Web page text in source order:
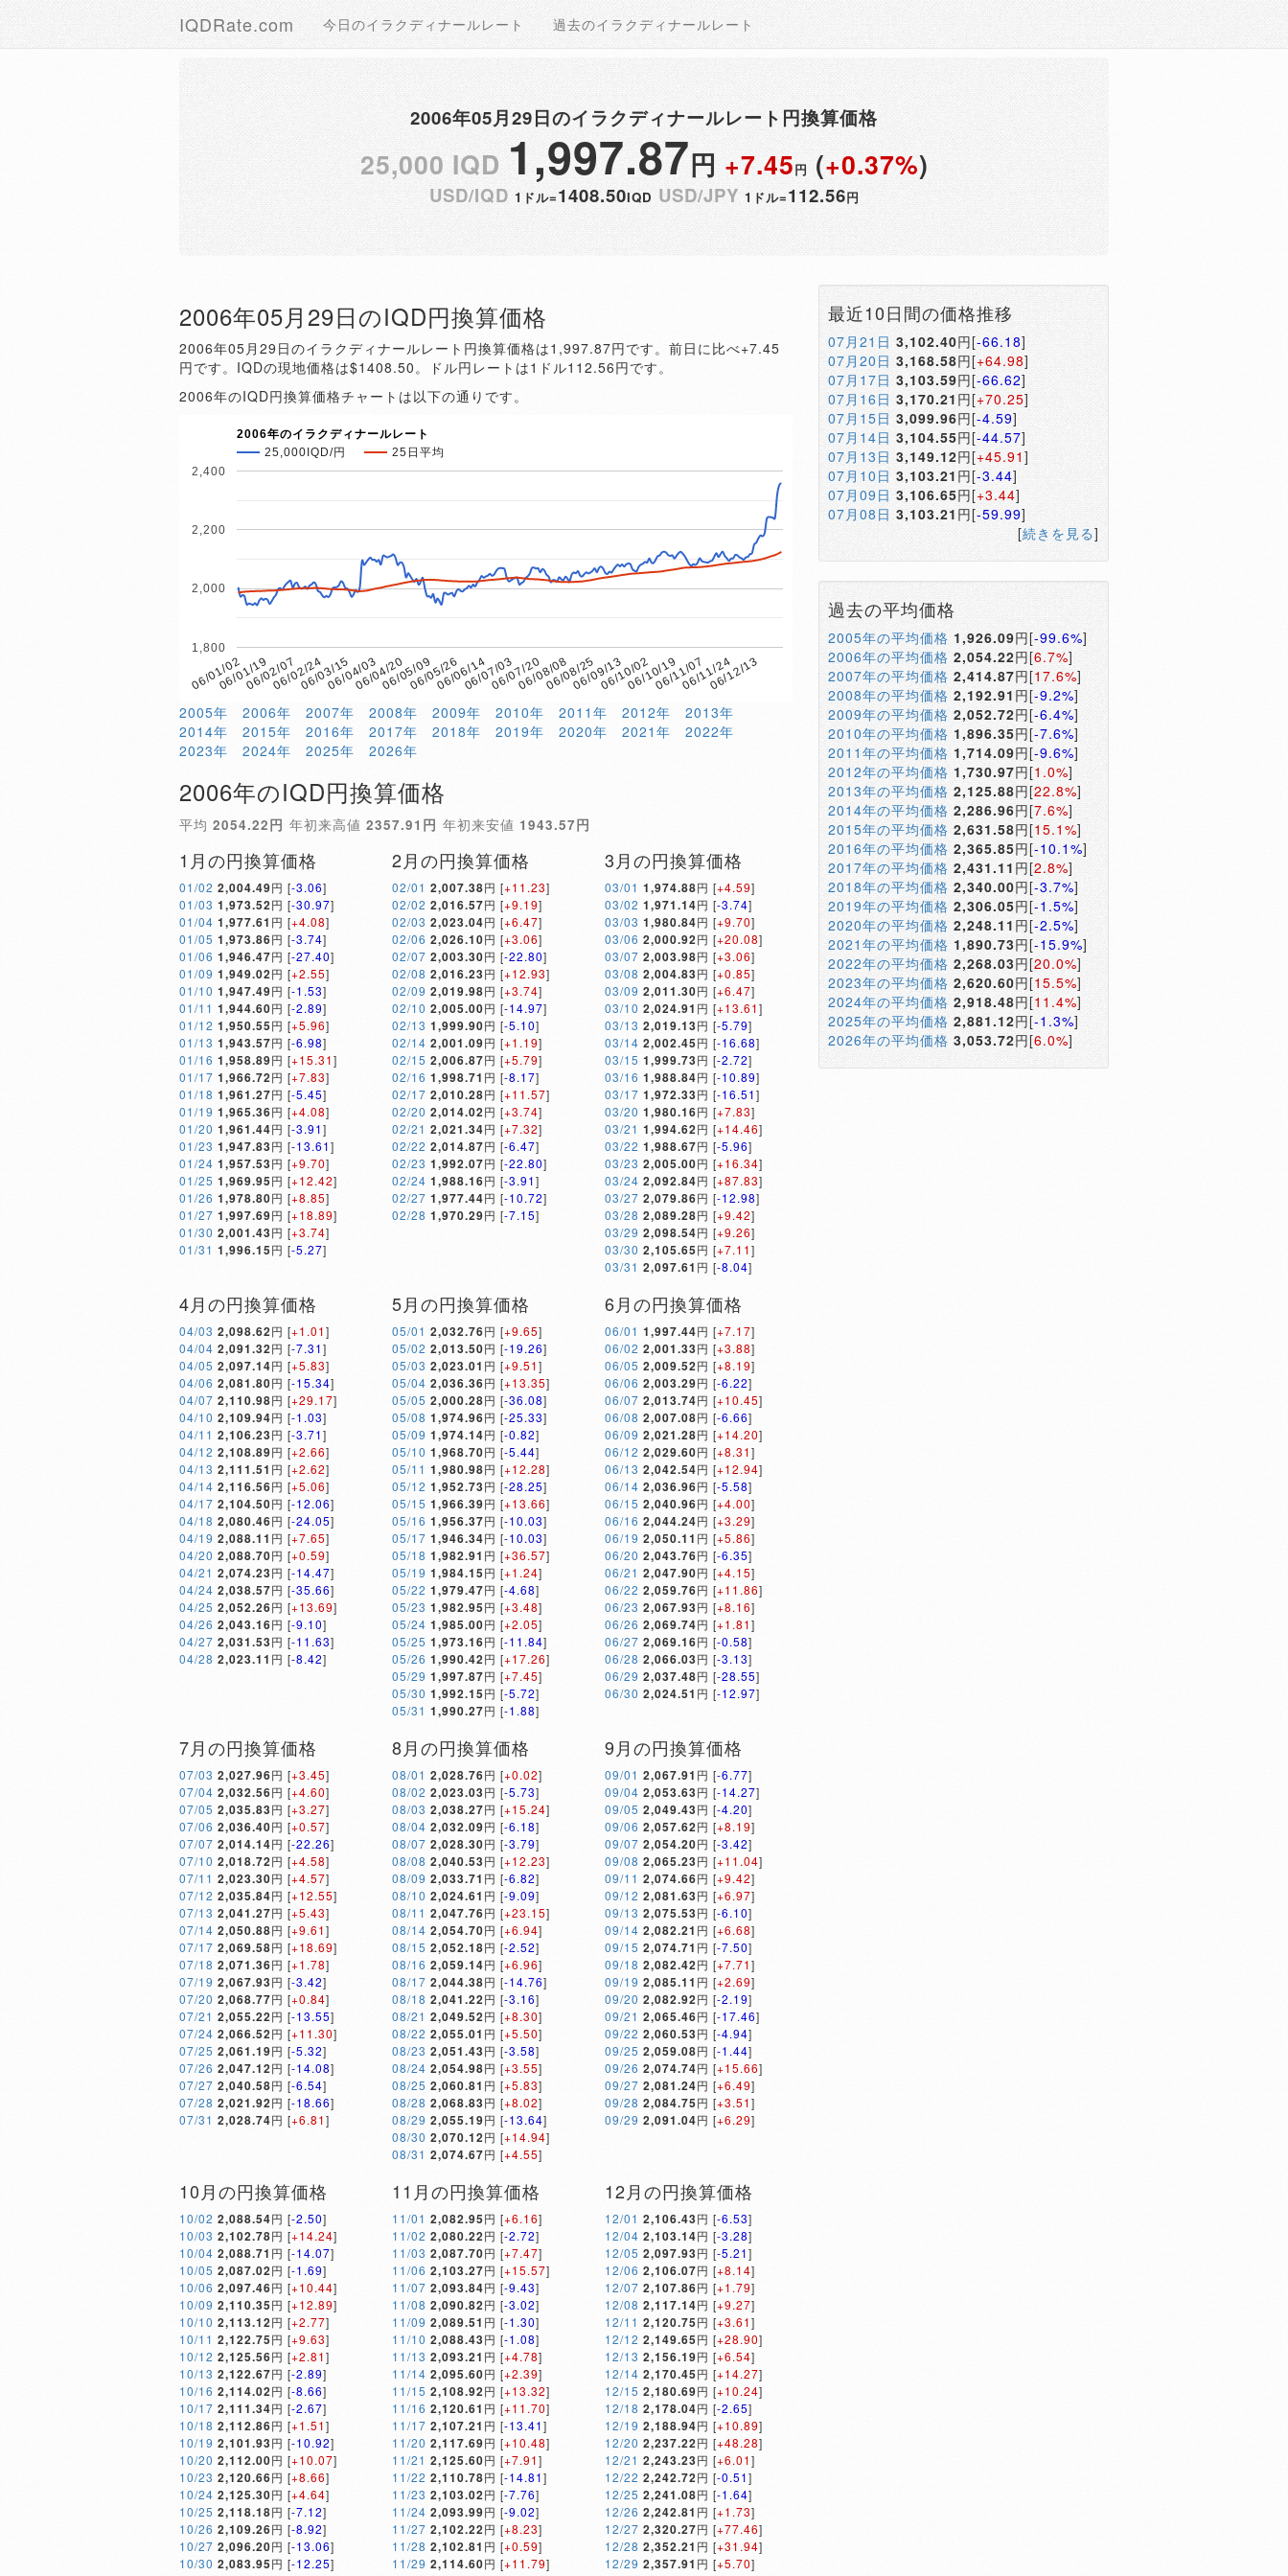
IQDRate.com 今日のイラクディナールレート 過去のイラクディナールレート
2006年05月29日のイラクディナールレート円換算価格
25,000 IQD 1,997.87円+7.45円 (+0.37%)
USD/IQD 1ドル=1408.50IQD USD/JPY 1ドル=112.56円
2006年05月29日のIQD円換算価格
2006年05月29日のイラクディナールレート円換算価格は1,997.87円です。前日に比べ+7.45
円です。IQDの現地価格は$1408.50。ドル円レートは1ドル112.56円です。
2006年のIQD円換算価格チャートは以下の通りです。
2006年のイラクディナールレート
25,000IQD/円
25日平均
06/01/0206/01/1906/02/0706/02/2406/03/1506/04/0306/04/2006/05/0906/05/2606/06/1406/07/0306/07/2006/08/0806/08/2506/09/1306/10/0206/10/1906/11/0706/11/2406/12/13
1,800
2,000
2,200
2,400
2005年 2006年 2007年 2008年 2009年 2010年 2011年 2012年
2013年
2014年
2015年 2016年 2017年 2018年 2019年 2020年 2021年
2022年
2023年
2024年 2025年 2026年
2006年のIQD円換算価格
平均 2054.22円 年初来高値 2357.91円 年初来安値 1943.57円
1月の円換算価格
01/02 2,004.49円 [-3.06]
01/03 1,973.52円 [-30.97]
01/04 1,977.61 円 [+4.08]
01/05 1,973.86円 [-3.74]
01/06 1,946.47円 [-27.40]
01/09 1,949.02円 [+2.55]
01/10 1,947.49円 [-1.53]
01/11 1,944.60円 [-2.89]
01/12 1,950.55円 [+5.96]
01/13 1,943.57円 [-6.98]
01/16 1,958.89円 [+15.31]
01/17 1,966.72円 [+7.83]
01/18 1,961.27円 [-5.45]
01/19 1,965.36円 [+4.08]
01/20 1,961.44円 [-3.91]
01/23 1,947.83円 [-13.61]
01/24 1,957.53円 [+9.70]
01/25 1,969.95円 [+12.42]
01/26 1,978.80円 [+8.85]
01/27 1,997.69円 [+18.89]
01/30 2,001.43円 [+3.74]
01/31 1,996.15円 [-5.27]
2月の円換算価格
02/01 2,007.38円 [+11.23]
02/02 2,016.57円 [+9.19]
02/03 2,023.04円 [+6.47]
02/06 2,026.10円 [+3.06]
02/07 2,003.30円 [-22.80]
02/08 2,016.23円 [+12.93]
02/09 2,019.98円 [+3.74]
02/10 2,005.00円 [-14.97]
02/13 1,999.90円 [-5.10]
02/14 2,001.09円 [+1.19]
02/15 2,006.87円 [+5.79]
02/16 1,998.71 円 [-8.17]
02/17 2,010.28円 [+11.57]
02/20 2,014.02円 [+3.74]
02/21 2,021.34円 [+7.32]
02/22 2,014.87円 [-6.47]
02/23 1,992.07円 [-22.80]
02/24 1,988.16円 [-3.91]
02/27 1,977.44円 [-10.72]
02/28 1,970.29円 [-7.15]
3月の円換算価格
03/01 1,974.88円 [+4.59]
03/02 1,971.14円 [-3.74]
03/03 1,980.84円 [+9.70]
03/06 2,000.92円 [+20.08]
03/07 2,003.98円 [+3.06]
03/08 2,004.83円 [+0.85]
03/09 2,011.30円 [+6.47]
03/10 2,024.91 円 [+13.61]
03/13 2,019.13円 [-5.79]
03/14 2,002.45円 [-16.68]
03/15 1,999.73円 [-2.72]
03/16 1,988.84円 [-10.89]
03/17 1,972.33円 [-16.51]
03/20 1,980.16円 [+7.83]
03/21 1,994.62円 [+14.46]
03/22 1,988.67円 [-5.96]
03/23 2,005.00円 [+16.34]
03/24 2,092.84円 [+87.83]
03/27 2,079.86円 [-12.98]
03/28 2,089.28円 [+9.42]
03/29 2,098.54円 [+9.26]
03/30 2,105.65円 [+7.11]
03/31 2,097.61 円 [-8.04]
4月の円換算価格
04/03 2,098.62円 [+1.01]
04/04 2,091.32円 [-7.31]
04/05 2,097.14円 [+5.83]
04/06 2,081.80円 [-15.34]
04/07 2,110.98円 [+29.17]
04/10 2,109.94円 [-1.03]
04/11 2,106.23円 [-3.71]
04/12 2,108.89円 [+2.66]
04/13 2,111.51 円 [+2.62]
04/14 2,116.56円 [+5.06]
04/17 2,104.50円 [-12.06]
04/18 2,080.46円 [-24.05]
04/19 2,088.11 円 [+7.65]
04/20 2,088.70円 [+0.59]
04/21 2,074.23円 [-14.47]
04/24 2,038.57円 [-35.66]
04/25 2,052.26円 [+13.69]
04/26 2,043.16円 [-9.10]
04/27 2,031.53円 [-11.63]
04/28 2,023.11 円 [-8.42]
5月の円換算価格
05/01 2,032.76円 [+9.65]
05/02 2,013.50円 [-19.26]
05/03 2,023.01 円 [+9.51]
05/04 2,036.36円 [+13.35]
05/05 2,000.28円 [-36.08]
05/08 1,974.96円 [-25.33]
05/09 1,974.14円 [-0.82]
05/10 1,968.70円 [-5.44]
05/11 1,980.98円 [+12.28]
05/12 1,952.73円 [-28.25]
05/15 1,966.39円 [+13.66]
05/16 1,956.37円 [-10.03]
05/17 1,946.34円 [-10.03]
05/18 1,982.91 円 [+36.57]
05/19 1,984.15円 [+1.24]
05/22 1,979.47円 [-4.68]
05/23 1,982.95円 [+3.48]
05/24 1,985.00円 [+2.05]
05/25 1,973.16円 [-11.84]
05/26 1,990.42円 [+17.26]
05/29 1,997.87円 [+7.45]
05/30 1,992.15円 [-5.72]
05/31 1,990.27円 [-1.88]
6月の円換算価格
06/01 1,997.44円 [+7.17]
06/02 2,001.33円 [+3.88]
06/05 2,009.52円 [+8.19]
06/06 2,003.29円 [-6.22]
06/07 2,013.74円 [+10.45]
06/08 2,007.08円 [-6.66]
06/09 2,021.28円 [+14.20]
06/12 2,029.60円 [+8.31]
06/13 2,042.54円 [+12.94]
06/14 2,036.96円 [-5.58]
06/15 2,040.96円 [+4.00]
06/16 2,044.24円 [+3.29]
06/19 2,050.11 円 [+5.86]
06/20 2,043.76円 [-6.35]
06/21 2,047.90円 [+4.15]
06/22 2,059.76円 [+11.86]
06/23 2,067.93円 [+8.16]
06/26 2,069.74円 [+1.81]
06/27 2,069.16円 [-0.58]
06/28 2,066.03円 [-3.13]
06/29 2,037.48円 [-28.55]
06/30 2,024.51 円 [-12.97]
7月の円換算価格
07/03 2,027.96円 [+3.45]
07/04 2,032.56円 [+4.60]
07/05 2,035.83円 [+3.27]
07/06 2,036.40円 [+0.57]
07/07 2,014.14円 [-22.26]
07/10 2,018.72円 [+4.58]
07/11 2,023.30円 [+4.57]
07/12 2,035.84円 [+12.55]
07/13 2,041.27円 [+5.43]
07/14 2,050.88円 [+9.61]
07/17 2,069.58円 [+18.69]
07/18 2,071.36円 [+1.78]
07/19 2,067.93円 [-3.42]
07/20 2,068.77円 [+0.84]
07/21 2,055.22円 [-13.55]
07/24 2,066.52円 [+11.30]
07/25 2,061.19円 [-5.32]
07/26 2,047.12円 [-14.08]
07/27 2,040.58円 [-6.54]
07/28 2,021.92円 [-18.66]
07/31 2,028.74円 [+6.81]
8月の円換算価格
08/01 2,028.76円 [+0.02]
08/02 2,023.03円 [-5.73]
08/03 2,038.27円 [+15.24]
08/04 2,032.09円 [-6.18]
08/07 2,028.30円 [-3.79]
08/08 2,040.53円 [+12.23]
08/09 2,033.71 円 [-6.82]
08/10 2,024.61 円 [-9.09]
08/11 2,047.76円 [+23.15]
08/14 2,054.70円 [+6.94]
08/15 2,052.18円 [-2.52]
08/16 2,059.14円 [+6.96]
08/17 2,044.38円 [-14.76]
08/18 2,041.22円 [-3.16]
08/21 2,049.52円 [+8.30]
08/22 2,055.01 円 [+5.50]
08/23 2,051.43円 [-3.58]
08/24 2,054.98円 [+3.55]
08/25 2,060.81 円 [+5.83]
08/28 2,068.83円 [+8.02]
08/29 2,055.19円 [-13.64]
08/30 2,070.12円 [+14.94]
08/31 2,074.67円 [+4.55]
9月の円換算価格
09/01 2,067.91 円 [-6.77]
09/04 2,053.63円 [-14.27]
09/05 2,049.43円 [-4.20]
09/06 2,057.62円 [+8.19]
09/07 2,054.20円 [-3.42]
09/08 2,065.23円 [+11.04]
09/11 2,074.66円 [+9.42]
09/12 2,081.63円 [+6.97]
09/13 2,075.53円 [-6.10]
09/14 2,082.21 円 [+6.68]
09/15 2,074.71 円 [-7.50]
09/18 2,082.42円 [+7.71]
09/19 2,085.11 円 [+2.69]
09/20 2,082.92円 [-2.19]
09/21 2,065.46円 [-17.46]
09/22 2,060.53円 [-4.94]
09/25 2,059.08円 [-1.44]
09/26 2,074.74円 [+15.66]
09/27 2,081.24円 [+6.49]
09/28 2,084.75円 [+3.51]
09/29 2,091.04円 [+6.29]
10月の円換算価格
10/02 2,088.54円 [-2.50]
10/03 2,102.78円 [+14.24]
10/04 2,088.71 円 [-14.07]
10/05 2,087.02円 [-1.69]
10/06 2,097.46円 [+10.44]
10/09 2,110.35円 [+12.89]
10/10 2,113.12円 [+2.77]
10/11 2,122.75円 [+9.63]
10/12 2,125.56円 [+2.81]
10/13 2,122.67円 [-2.89]
10/16 2,114.02円 [-8.66]
10/17 2,111.34円 [-2.67]
10/18 2,112.86円 [+1.51]
10/19 2,101.93円 [-10.92]
10/20 2,112.00円 [+10.07]
10/23 2,120.66円 [+8.66]
10/24 2,125.30円 [+4.64]
10/25 2,118.18円 [-7.12]
10/26 2,109.26円 [-8.92]
10/27 2,096.20円 [-13.06]
10/30 2,083.95円 [-12.25]
11月の円換算価格
11/01 2,082.95円 [+6.16]
11/02 2,080.22円 [-2.72]
11/03 2,087.70円 [+7.47]
11/06 2,103.27円 [+15.57]
11/07 2,093.84円 [-9.43]
11/08 2,090.82円 [-3.02]
11/09 2,089.51 円 [-1.30]
11/10 2,088.43円 [-1.08]
11/13 2,093.21 円 [+4.78]
11/14 2,095.60円 [+2.39]
11/15 2,108.92円 [+13.32]
11/16 2,120.61 円 [+11.70]
11/17 2,107.21 円 [-13.41]
11/20 2,117.69円 [+10.48]
11/21 2,125.60円 [+7.91]
11/22 2,110.78円 [-14.81]
11/23 2,103.02円 [-7.76]
11/24 2,093.99円 [-9.02]
11/27 2,102.22円 [+8.23]
11/28 2,102.81 円 [+0.59]
11/29 2,114.60円 [+11.79]
12月の円換算価格
12/01 2,106.43円 [-6.53]
12/04 2,103.14円 [-3.28]
12/05 2,097.93円 [-5.21]
12/06 2,106.07円 [+8.14]
12/07 2,107.86円 [+1.79]
12/08 2,117.14円 [+9.27]
12/11 2,120.75円 [+3.61]
12/12 2,149.65円 [+28.90]
12/13 2,156.19円 [+6.54]
12/14 2,170.45円 [+14.27]
12/15 2,180.69円 [+10.24]
12/18 2,178.04円 [-2.65]
12/19 2,188.94円 [+10.89]
12/20 2,237.22円 [+48.28]
12/21 2,243.23円 [+6.01]
12/22 2,242.72円 [-0.51]
12/25 2,241.08円 [-1.64]
12/26 2,242.81 円 [+1.73]
12/27 2,320.27円 [+77.46]
12/28 2,352.21 円 [+31.94]
12/29 2,357.91 円 [+5.70]
最近10日間の価格推移
07月21日 3,102.40円[-66.18]
07月20日 3,168.58円[+64.98]
07月17日 3,103.59円[-66.62]
07月16日 3,170.21 円[+70.25]
07月15日 3,099.96円[-4.59]
07月14日 3,104.55円[-44.57]
07月13日 3,149.12円[+45.91 ]
07月10日 3,103.21円[-3.44]
07月09日 3,106.65円[+3.44]
07月08日 3,103.21 円[-59.99]
[続きを見る]
過去の平均価格
2005年の平均価格 1,926.09円[-99.6%]
2006年の平均価格 2,054.22円[6.7%]
2007年の平均価格 2,414.87円[17.6%]
2008年の平均価格 2,192.91 円[-9.2%]
2009年の平均価格 2,052.72円[-6.4%]
2010年の平均価格 1,896.35円[-7.6%]
2011年の平均価格 1,714.09円[-9.6%]
2012年の平均価格 1,730.97円[1.0%]
2013年の平均価格 2,125.88円[22.8%]
2014年の平均価格 2,286.96円[7.6%]
2015年の平均価格 2,631.58円[15.1%]
2016年の平均価格 2,365.85円[-10.1%]
2017年の平均価格 2,431.11 円[2.8%]
2018年の平均価格 2,340.00円[-3.7%]
2019年の平均価格 2,306.05円[-1.5%]
2020年の平均価格 2,248.11 円[-2.5%]
2021年の平均価格 1,890.73円[-15.9%]
2022年の平均価格 2,268.03円[20.0%]
2023年の平均価格 2,620.60円[15.5%]
2024年の平均価格 2,918.48円[11.4%]
2025年の平均価格 2,881.12円[-1.3%]
2026年の平均価格 3,053.72円[6.0%]